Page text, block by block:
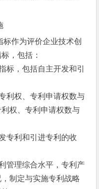
作为评价企业技术创
，包括：
标，包括自主开发和引
利权、专利申请权数与
权、专利申请权数与
专利和引进专利的收
管理综合水平，专利产
制定与实施专利战略